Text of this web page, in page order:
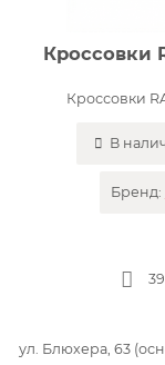
Кроссовки
Кроссовки
В
Бренд:
39
ул. Блюхера, 63